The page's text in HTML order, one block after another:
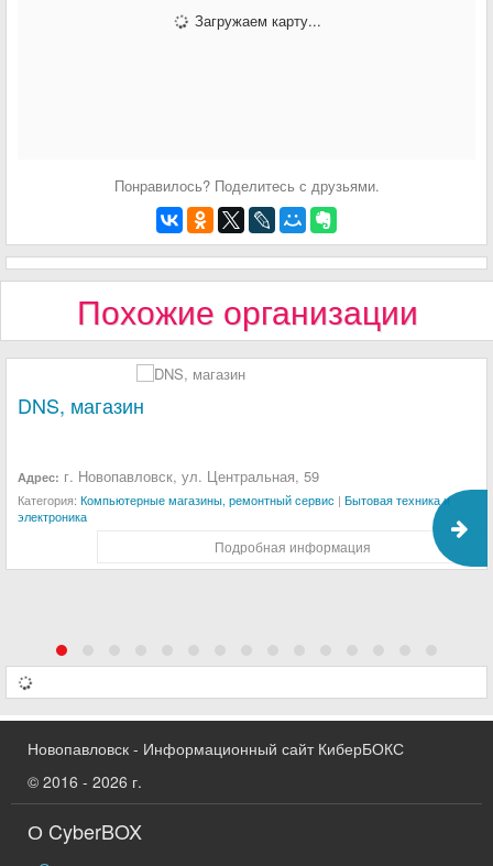
Загружаем карту...
Понравилось? Поделитесь с друзьями.
Похожие организации
DNS, магазин
Адрес: г. Новопавловск, ул. Центральная, 59
Категория: Компьютерные магазины, ремонтный сервис | Бытовая техника и
электроника
Подробная информация
Новопавловск - Информационный сайт КиберБОКС
© 2016 - 2026 г.
О CyberBOX